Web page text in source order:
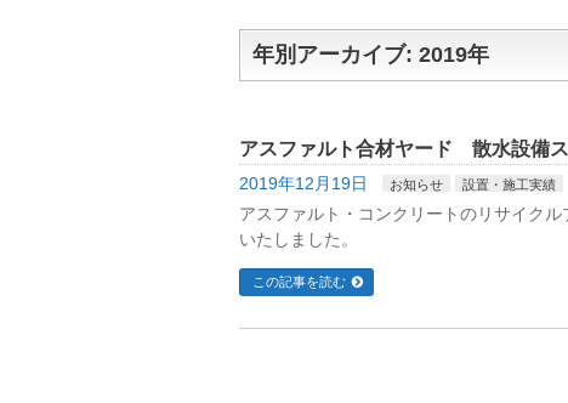
年別アーカイブ: 2019年
アスファルト合材ヤード 散水設備
2019年12月19日 お知らせ 設置・施工実績
アスファルト・コンクリートのリサイク
いたしました。
この記事を読む